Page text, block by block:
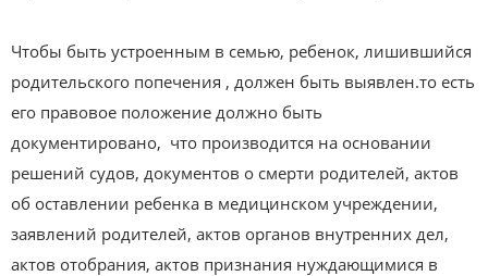
Чтобы быть устроенным в семью, ребенок, лишившийся
родительского попечения , должен быть выявлен.то есть
его правовое положение должно быть
документировано, что производится на основании
решений судов, документов о смерти родителей, актов
об оставлении ребенка в медицинском учреждении,
заявлений родителей, актов органов внутренних дел,
актов отобрания, актов признания нуждающимися в